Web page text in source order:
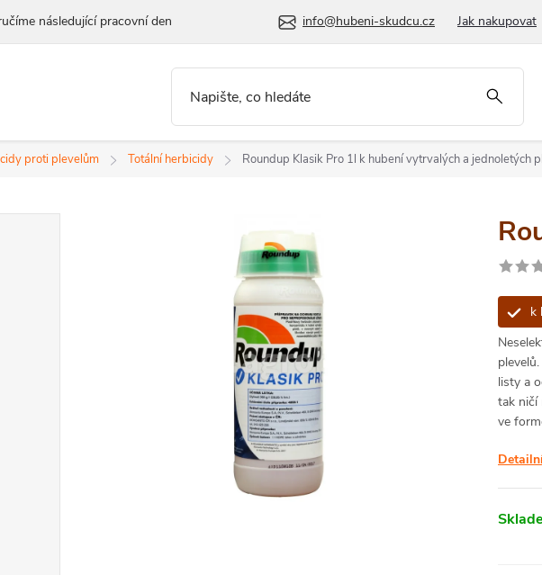
následující pracovní den info@hubeni-skudcu.cz Jak nakupovat
proti plevelům Totální herbicidy Roundup Klasik Pro 1l k hubení vytrvalých a jednoletých
k
listy a
tak ničí
ve